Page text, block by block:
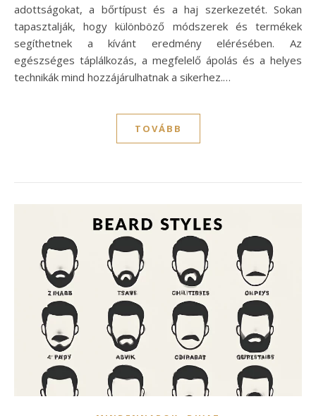
adottságokat, a bőrtípust és a haj szerkezetét. Sokan
tapasztalják, hogy különböző módszerek és termékek
segíthetnek a kívánt eredmény elérésében. Az
egészséges táplálkozás, a megfelelő ápolás és a helyes
technikák mind hozzájárulhatnak a sikerhez.…
TOVÁBB